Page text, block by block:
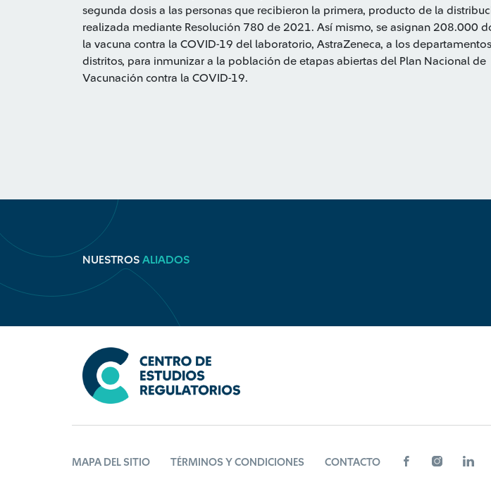
segunda dosis a las personas que recibieron la primera, producto de la
realizada mediante Resolución 780 de 2021. Así mismo, se asignan 208.000
la vacuna contra la COVID-19 del laboratorio, AstraZeneca, a los
distritos, para inmunizar a la población de etapas abiertas del Plan Nacional de
Vacunación contra la COVID-19.
NUESTROS ALIADOS
MAPA DEL SITIO TÉRMINOS Y CONDICIONES CONTACTO